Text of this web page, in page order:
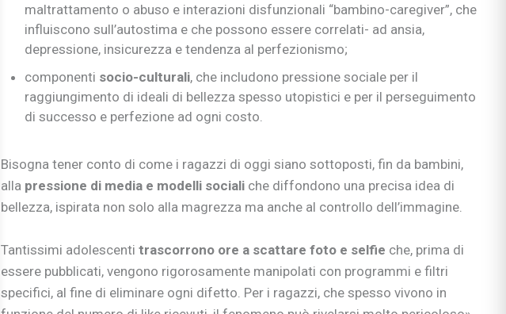
maltrattamento o abuso e interazioni disfunzionali “bambino-caregiver”, che
influiscono sull’autostima e che possono essere correlati- ad ansia,
depressione, insicurezza e tendenza al perfezionismo;
componenti socio-culturali, che includono pressione sociale per il
raggiungimento di ideali di bellezza spesso utopistici e per il perseguimento
di successo e perfezione ad ogni costo.
Bisogna tener conto di come i ragazzi di oggi siano sottoposti, fin da bambini,
alla pressione di media e modelli socialiche diffondono una precisa idea di
bellezza, ispirata non solo alla magrezza ma anche al controllo dell’immagine.
Tantissimi adolescenti trascorrono ore a scattare foto e selfie che, prima di
essere pubblicati, vengono rigorosamente manipolati con programmi e filtri
specifici, al fine di eliminare ogni difetto. Per i ragazzi, che spesso vivono in